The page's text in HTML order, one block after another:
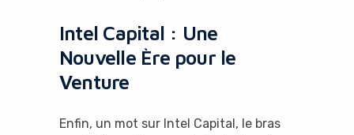
Intel Capital : Une
Nouvelle Ère pour le
Venture
Enfin, un mot sur Intel Capital, le bras